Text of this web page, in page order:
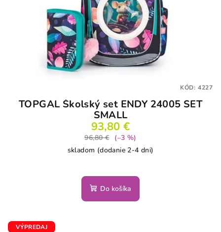
TOPGAL Školský set ENDY 24005 SET
SMALL
93,80 €
96,80 €
(–3 %)
skladom (dodanie 2-4 dni)
Do košíka
KÓD: 4227
VÝPREDAJ